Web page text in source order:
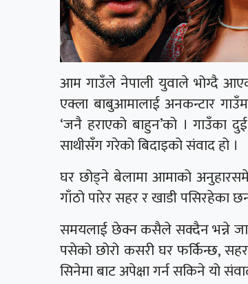
आम गाउँले नेपाली युवाले भोग्दै
एक्ला बाबुआमालाई अनकन्टार
‘जनै हराएको बाहुन’को । गाउँका
साथीसँग गरेको बिदाइको संवाद हो ।
घर छोड्ने बेलामा आमाको
गाँठो पारेर सहर र खाडी पसिरहेका
समयलाई छेक्न कसैले सक्दैन भन्ने
पसेको छोरो कसरी घर फर्किन्छ,
सिनेमा बाट अपेक्षा गर्न सकिने यो